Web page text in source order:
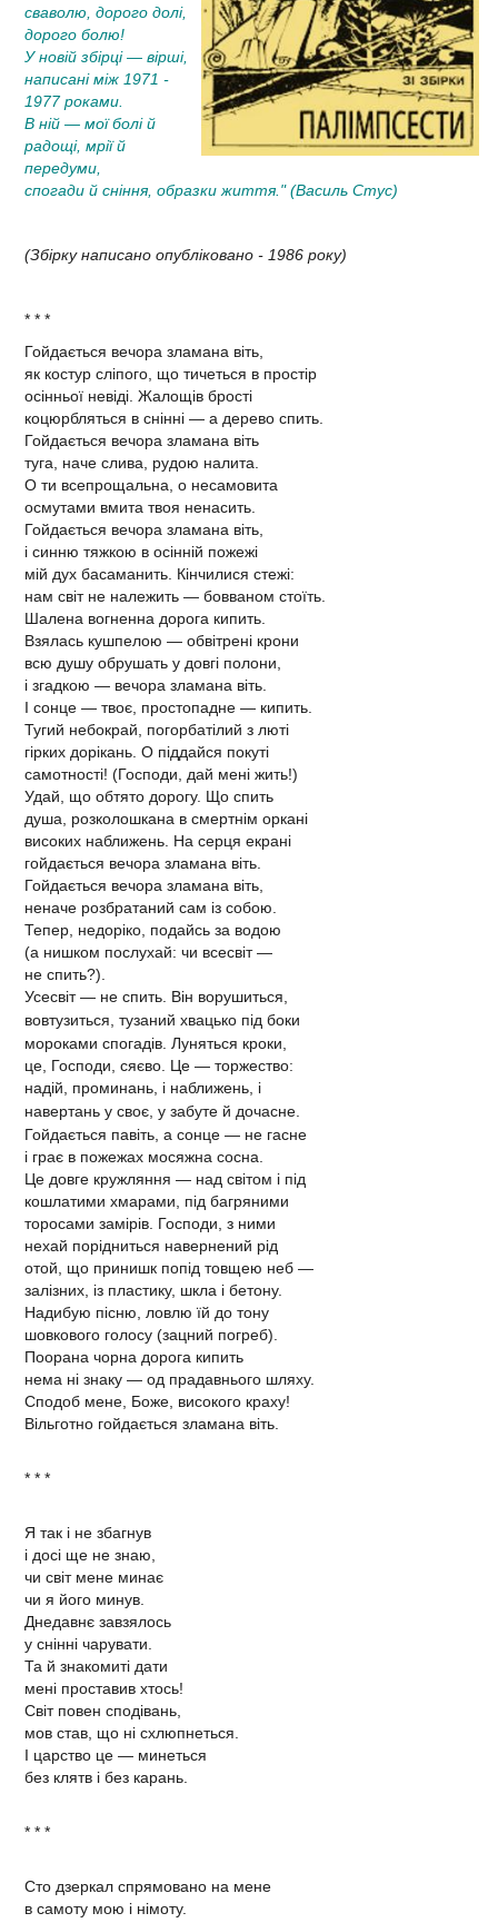
сваволю, дорого долі,
дорого болю!
У новій збірці — вірші,
написані між 1971 -
1977 роками.
В ній — мої болі й
радощі, мрії й
передуми,
спогади й сніння, образки життя." (Василь Стус)
(Збірку написано опубліковано - 1986 року)
* * *
Гойдається вечора зламана віть,
як костур сліпого, що тичеться в простір
осінньої невіді. Жалощів брості
коцюрбляться в снінні — а дерево спить.
Гойдається вечора зламана віть
туга, наче слива, рудою налита.
О ти всепрощальна, о несамовита
осмутами вмита твоя ненасить.
Гойдається вечора зламана віть,
і синню тяжкою в осінній пожежі
мій дух басаманить. Кінчилися стежі:
нам світ не належить — бовваном стоїть.
Шалена вогненна дорога кипить.
Взялась кушпелою — обвітрені крони
всю душу обрушать у довгі полони,
і згадкою — вечора зламана віть.
І сонце — твоє, простопадне — кипить.
Тугий небокрай, погорбатілий з люті
гірких дорікань. О піддайся покуті
самотності! (Господи, дай мені жить!)
Удай, що обтято дорогу. Що спить
душа, розколошкана в смертнім оркані
високих наближень. На серця екрані
гойдається вечора зламана віть.
Гойдається вечора зламана віть,
неначе розбратаний сам із собою.
Тепер, недоріко, подайсь за водою
(а нишком послухай: чи всесвіт —
не спить?).
Усесвіт — не спить. Він ворушиться,
вовтузиться, тузаний хвацько під боки
мороками спогадів. Луняться кроки,
це, Господи, сяєво. Це — торжество:
надій, проминань, і наближень, і
навертань у своє, у забуте й дочасне.
Гойдається павіть, а сонце — не гасне
і грає в пожежах мосяжна сосна.
Це довге кружляння — над світом і під
кошлатими хмарами, під багряними
торосами замірів. Господи, з ними
нехай порідниться навернений рід
отой, що принишк попід товщею неб —
залізних, із пластику, шкла і бетону.
Надибую пісню, ловлю їй до тону
шовкового голосу (зацний погреб).
Поорана чорна дорога кипить
нема ні знаку — од прадавнього шляху.
Сподоб мене, Боже, високого краху!
Вільготно гойдається зламана віть.
* * *
Я так і не збагнув
і досі ще не знаю,
чи світ мене минає
чи я його минув.
Днедавнє завзялось
у снінні чарувати.
Та й знакомиті дати
мені проставив хтось!
Світ повен сподівань,
мов став, що ні схлюпнеться.
І царство це — минеться
без клятв і без карань.
* * *
Сто дзеркал спрямовано на мене
в самоту мою і німоту.